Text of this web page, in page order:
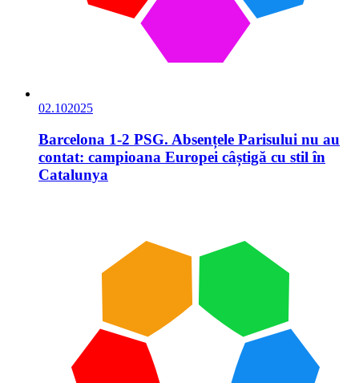
02.102025
Barcelona 1-2 PSG. Absențele Parisului nu au
contat: campioana Europei câștigă cu stil în
Catalunya